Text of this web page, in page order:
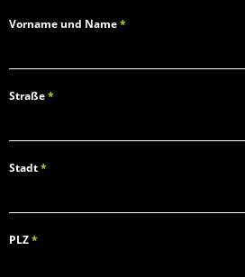
Vorname und Name*
Straße*
Stadt*
PLZ*